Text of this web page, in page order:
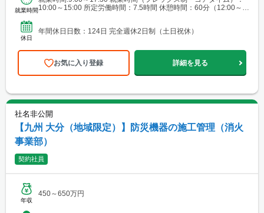
就業時間10:00～15:00 所定労働時間：7.5時間 休憩時間：60分（12:00～
休日
年間休日日数：124日 完全週休2日制（土日祝休）
お気に入り登録 詳細を見る
社名非公開
【九州 大分（地域限定）】防災機器の施工管理（消火
事業部）
契約社員
年収
450～650万円